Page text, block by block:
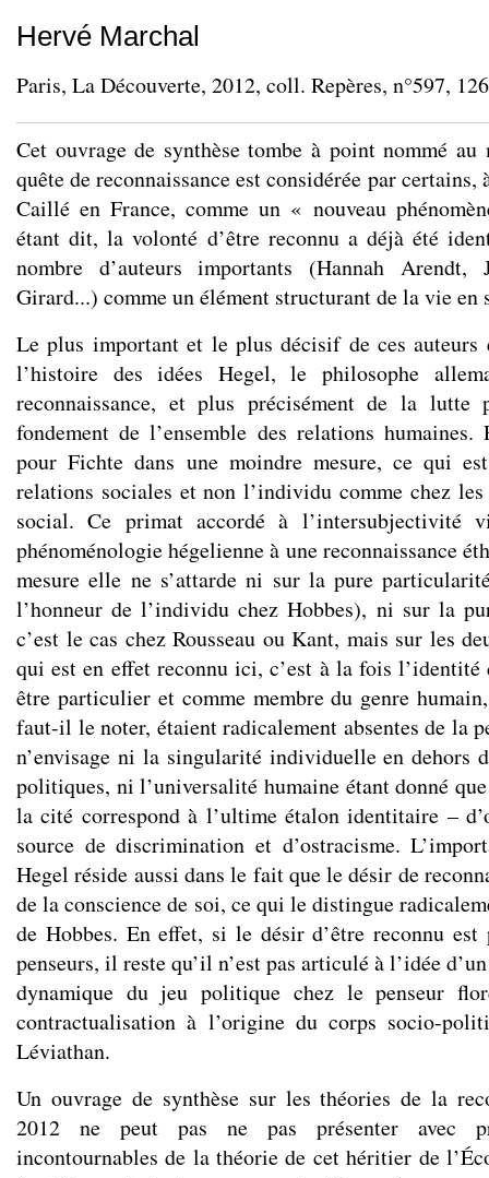
Hervé Marchal
Paris, La Découverte, 2012, coll. Repères, n°597,
Cet ouvrage de synthèse tombe à point nommé
quête de reconnaissance est considérée par
Caillé en France, comme un « nouveau
étant dit, la volonté d’être reconnu a déjà été
nombre d’auteurs importants (Hannah Arendt,
Girard...) comme un élément structurant de la vie en
Le plus important et le plus décisif de ces auteurs
l’histoire des idées Hegel, le philosophe
reconnaissance, et plus précisément de la lutte
fondement de l’ensemble des relations
pour Fichte dans une moindre mesure, ce qui
relations sociales et non l’individu comme chez
social. Ce primat accordé à l’intersubjectivité
phénoménologie hégelienne à une reconnaissance
mesure elle ne s’attarde ni sur la pure
l’honneur de l’individu chez Hobbes), ni sur la
c’est le cas chez Rousseau ou Kant, mais sur les
qui est en effet reconnu ici, c’est à la fois l’identité
être particulier et comme membre du genre
faut-il le noter, étaient radicalement absentes de la
n’envisage ni la singularité individuelle en dehors
politiques, ni l’universalité humaine étant donné
la cité correspond à l’ultime étalon identitaire –
source de discrimination et d’ostracisme.
Hegel réside aussi dans le fait que le désir de
de la conscience de soi, ce qui le distingue
de Hobbes. En effet, si le désir d’être reconnu est
penseurs, il reste qu’il n’est pas articulé à l’idée
dynamique du jeu politique chez le penseur
contractualisation à l’origine du corps socio-
Léviathan.
Un ouvrage de synthèse sur les théories de la
2012 ne peut pas ne pas présenter avec
incontournables de la théorie de cet héritier de